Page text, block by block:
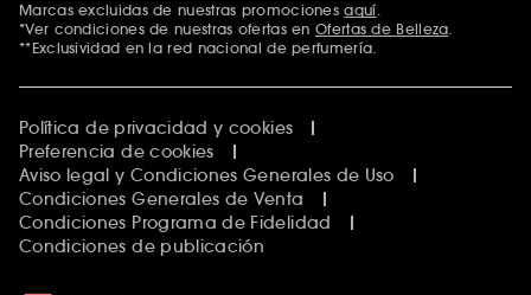
Marcas excluidas de nuestras promocionesaquí.
*Ver condiciones de nuestras ofertas en Ofertas de Belleza.
**Exclusividad en la red nacional de perfumería.
Política de privacidad y cookies
Preferencia de cookies
Aviso legal y Condiciones Generales de Uso
Condiciones Generales de Venta
Condiciones Programa de Fidelidad
Condiciones de publicación